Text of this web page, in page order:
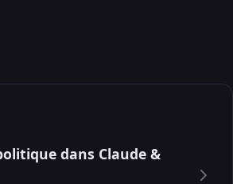
dans Claude &